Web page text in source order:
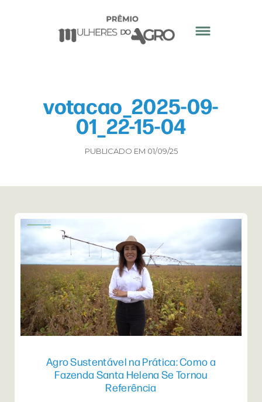
votacao_2025-09-
01_22-15-04
PUBLICADO EM 01/09/25
Agro Sustentável na Prática: Como a
Fazenda Santa Helena Se Tornou
Referência